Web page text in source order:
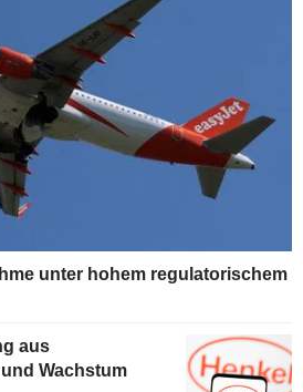
unter hohem regulatorischem
aus
Wachstum